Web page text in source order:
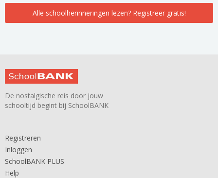
Alle schoolherinneringen lezen? Registreer gratis!
De nostalgische reis door jouw
schooltijd begint bij SchoolBANK
Registreren
Inloggen
SchoolBANK PLUS
Help